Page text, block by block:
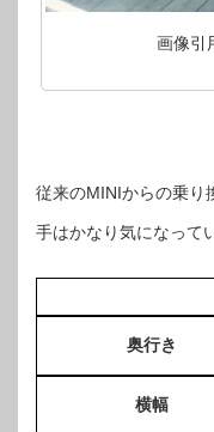
画像引
従来のMINIからの乗り
手はかなり気になって
奥行き
横幅